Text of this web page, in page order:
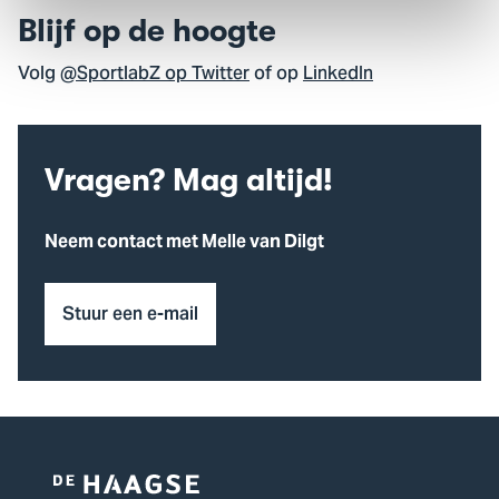
Blijf op de hoogte
Volg@SportlabZ op Twitterof opLinkedIn
Vragen? Mag altijd!
Neem contact met Melle van Dilgt
Stuur een e-mail